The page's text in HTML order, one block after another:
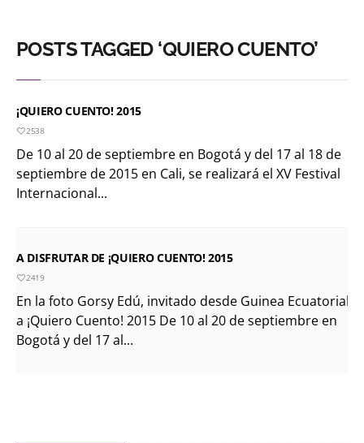
POSTS TAGGED ‘QUIERO CUENTO’
¡QUIERO CUENTO! 2015
2538
De 10 al 20 de septiembre en Bogotá y del 17 al 18 de
septiembre de 2015 en Cali, se realizará el XV Festival
Internacional...
A DISFRUTAR DE ¡QUIERO CUENTO! 2015
2419
En la foto Gorsy Edú, invitado desde Guinea Ecuatorial
a ¡Quiero Cuento! 2015 De 10 al 20 de septiembre en
Bogotá y del 17 al...